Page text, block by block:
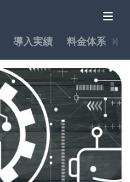
導入実績 料金体系